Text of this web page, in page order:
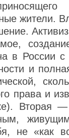
жители.
в России
и
права и
Вторая
не «как